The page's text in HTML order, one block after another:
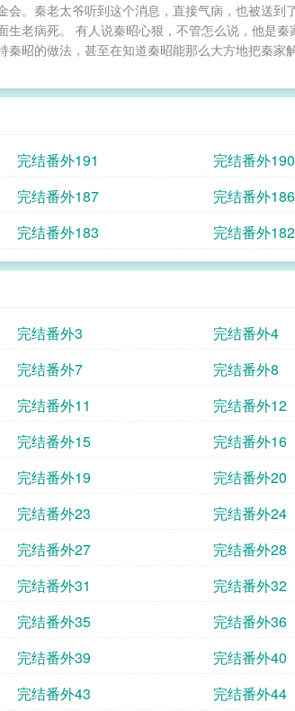
。秦老太爷听到这个消息，直接气病，也被送到
老病死。 有人说秦昭心狠，不管怎么说，他是秦
昭的做法，甚至在知道秦昭能那么大方地把秦家
完结番外191
完结番外190
完结番外187
完结番外186
完结番外183 完结番外182
完结番外3
完结番外4
完结番外7
完结番外8
完结番外11
完结番外12
完结番外15
完结番外16
完结番外19
完结番外20
完结番外23
完结番外24
完结番外27
完结番外28
完结番外31
完结番外32
完结番外35
完结番外36
完结番外39
完结番外40
完结番外43
完结番外44